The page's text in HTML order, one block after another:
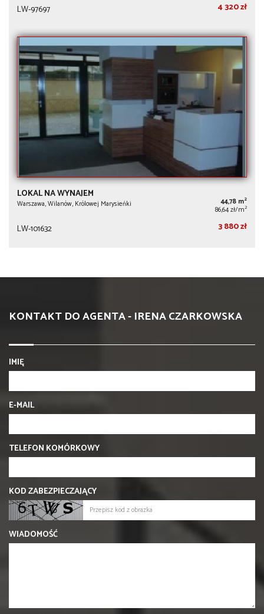
LW-97697 4 320 zł
LOKAL NA WYNAJEM
Warszawa, Wilanów, Królowej Marysieńki 44,78 m2
86,64 zł/m2
LW-101632 3 880 zł
KONTAKT DO AGENTA - IRENA CZARKOWSKA
IMIĘ
E-MAIL
TELEFON KOMÓRKOWY
KOD ZABEZPIECZAJĄCY
WIADOMOŚĆ